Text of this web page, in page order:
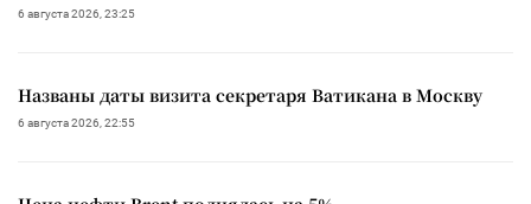
6 августа 2026, 23:25
Названы даты визита секретаря Ватикана в Москву
6 августа 2026, 22:55